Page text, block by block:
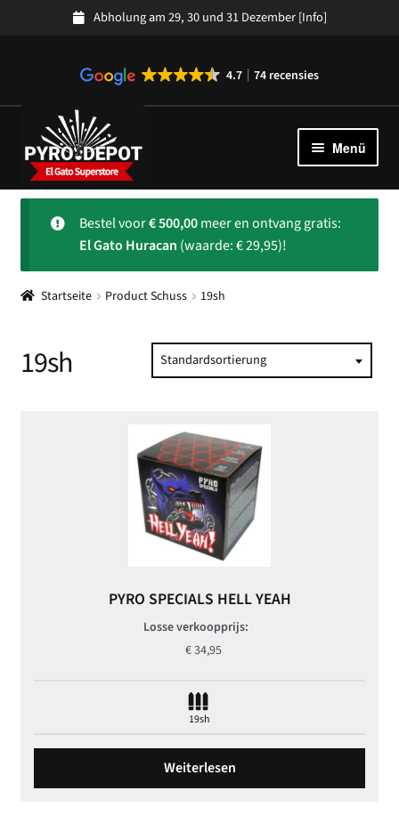
Abholung am 29, 30 und 31 Dezember[Info]
4.7 74 recensies
Navigation
springen
Inhalt
springen
Menü
Kollektion
Spanisches Feuerwerk
Uber ons
Bestel voor€500,00meer en ontvang gratis:
El Gato Huracan (waarde: € 29,95)!
Startseite Product Schuss 19sh
19sh Standardsortierung
PYRO SPECIALS HELL YEAH
Losse verkoopprijs:
€34,95
19sh
Weiterlesen